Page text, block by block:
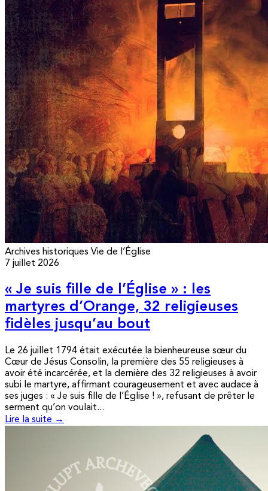
Archives historiques Vie de l’Église
7 juillet 2026
« Je suis fille de l’Église » : les
martyres d’Orange, 32 religieuses
fidèles jusqu’au bout
Le 26 juillet 1794 était exécutée la bienheureuse sœur du
Cœur de Jésus Consolin, la première des 55 religieuses à
avoir été incarcérée, et la dernière des 32 religieuses à avoir
subi le martyre, affirmant courageusement et avec audace à
ses juges : « Je suis fille de l’Église ! », refusant de prêter le
serment qu’on voulait...
Lire la suite →